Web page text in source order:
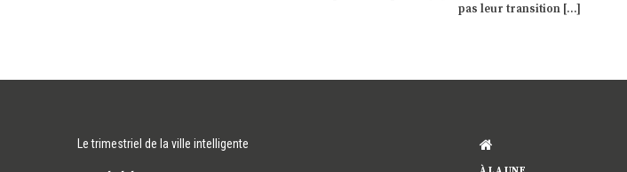
Le trimestriel de la ville intelligente